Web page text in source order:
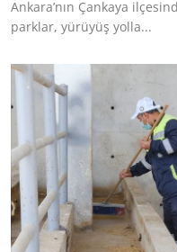
Ankara’nın Çankaya
parklar, yürüyüş yolla...